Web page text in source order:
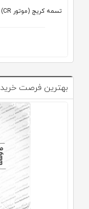
بهترین فرصت خرید